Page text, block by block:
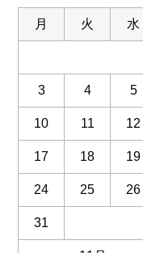
月 火 水
3 4 5
10 11 12
17 18 19
24 25 26
31